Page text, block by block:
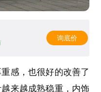
询底价
感，也很好的改善了
来越成熟稳重，内饰